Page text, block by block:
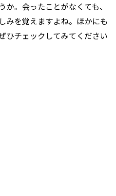
。会ったことがなくても、
みを覚えますよね。ほかにも
ひチェックしてみてください